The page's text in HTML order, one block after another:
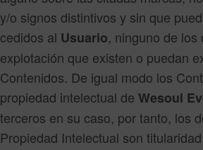
y/o signos distintivos y sin que
cedidos al Usuario, ninguno de los
explotación que existen o puedan
Contenidos. De igual modo los
propiedad intelectual deWesoul
terceros en su caso, por tanto, los
Propiedad Intelectual son